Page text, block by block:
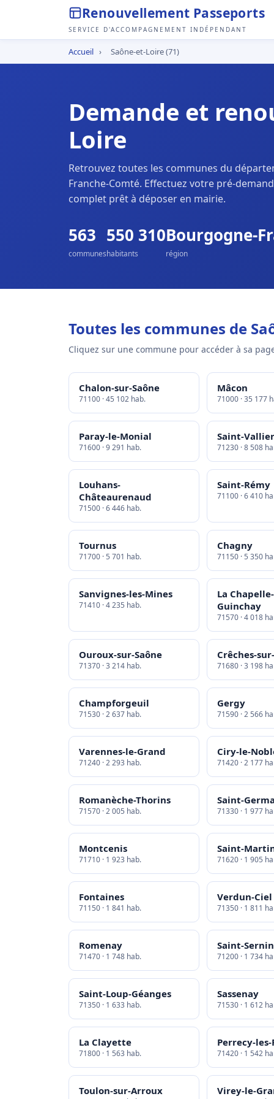
Renouvellement Passeports
SERVICE D'ACCOMPAGNEMENT INDÉPENDANT
Accueil › Saône-et-Loire (71)
Demande et
Loire
Retrouvez toutes les communes du
Franche-Comté. Effectuez votre pré-
complet prêt à déposer en mairie.
563
communes
550 310
habitants
Bourgogne-
région
Toutes les communes de
Cliquez sur une commune pour accéder à sa
Chalon-sur-Saône
71100 · 45 102 hab.
Mâcon
71000 · 35 177
Paray-le-Monial
71600 · 9 291 hab.
Saint-
71230 · 8 508
Louhans-
Châteaurenaud
71500 · 6 446 hab.
Saint-Rémy
71100 · 6 410
Tournus
71700 · 5 701 hab.
Chagny
71150 · 5 350
Sanvignes-les-Mines
71410 · 4 235 hab.
La
Guinchay
71570 · 4 018
Ouroux-sur-Saône
71370 · 3 214 hab.
Crêches-
71680 · 3 198
Champforgeuil
71530 · 2 637 hab.
Gergy
71590 · 2 566
Varennes-le-Grand
71240 · 2 293 hab.
Ciry-le-
71420 · 2 177
Romanèche-Thorins
71570 · 2 005 hab.
Saint-
71330 · 1 977
Montcenis
71710 · 1 923 hab.
Saint-
71620 · 1 905
Fontaines
71150 · 1 841 hab.
Verdun-Ciel
71350 · 1 811
Romenay
71470 · 1 748 hab.
Saint-
71200 · 1 734
Saint-Loup-Géanges
71350 · 1 633 hab.
Sassenay
71530 · 1 612
La Clayette
71800 · 1 563 hab.
Perrecy-les-
71420 · 1 542
Toulon-sur-Arroux Virey-le-